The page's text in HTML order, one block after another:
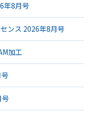
年8月号
ンス 2026年8月号
加工